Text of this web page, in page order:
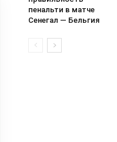
пенальти в матче
Сенегал — Бельгия